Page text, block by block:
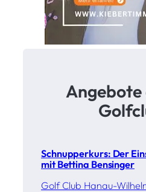
Angebote
Schnupperkurs: Der
mit Bettina Bensinger
Golf Club Hanau-